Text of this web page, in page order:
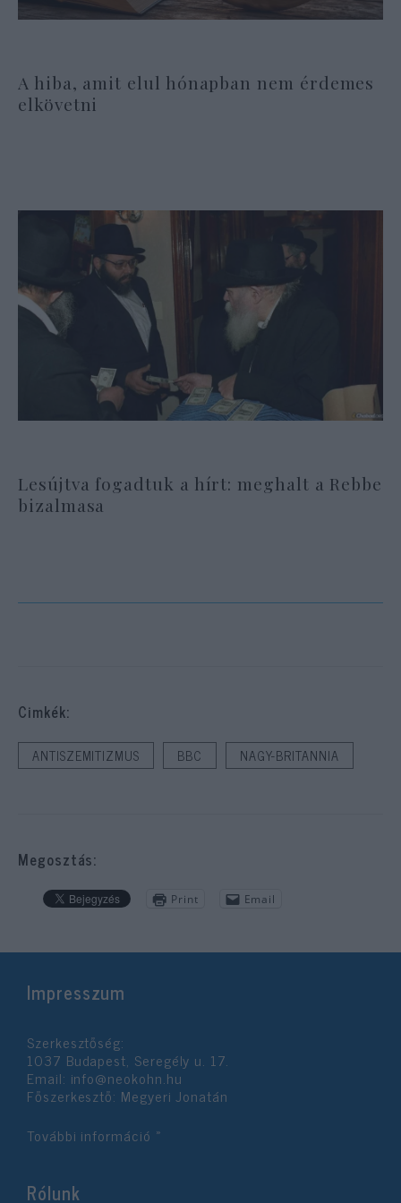
A hiba, amit elul hónapban nem érdemes
elkövetni
Lesújtva fogadtuk a hírt: meghalt a Rebbe
bizalmasa
Cimkék:
ANTISZEMITIZMUS BBC NAGY-BRITANNIA
Megosztás:
Print Email
Impresszum
Szerkesztőség:
1037 Budapest, Seregély u. 17.
Email: info@neokohn.hu
Főszerkesztő: Megyeri Jonatán
További információ »
Rólunk